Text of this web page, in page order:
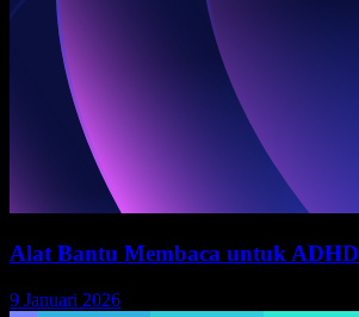
Alat Bantu Membaca untuk ADHD
9 Januari 2026